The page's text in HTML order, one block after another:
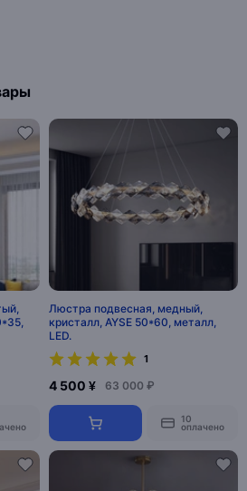
Люстра подвесная, медный,
кристалл, AYSE 50*60, металл,
LED.
1
4 500 ¥ 63 000 ₽
10
оплачено